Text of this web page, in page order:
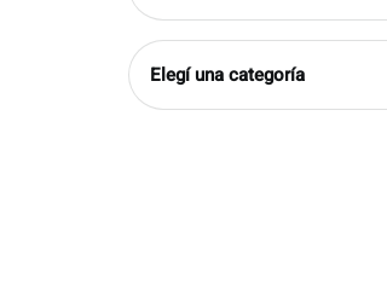
Elegí
una
categoría